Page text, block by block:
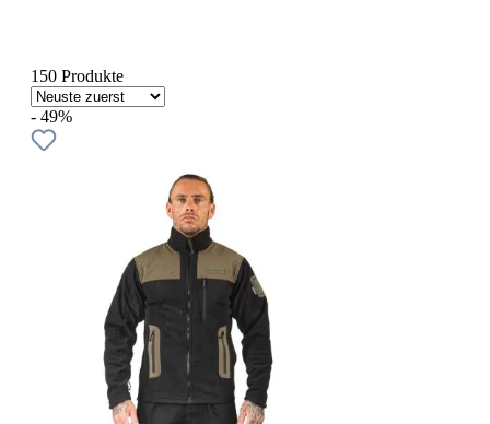
150 Produkte
- 49%